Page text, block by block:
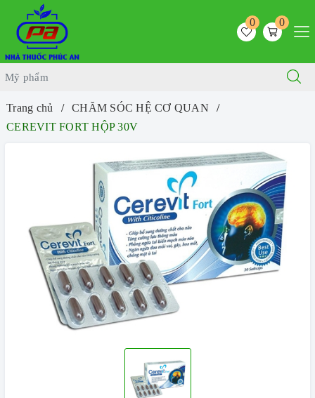
0
0
Trang chủ
CHĂM SÓC HỆ CƠ QUAN
CEREVIT FORT HỘP 30V